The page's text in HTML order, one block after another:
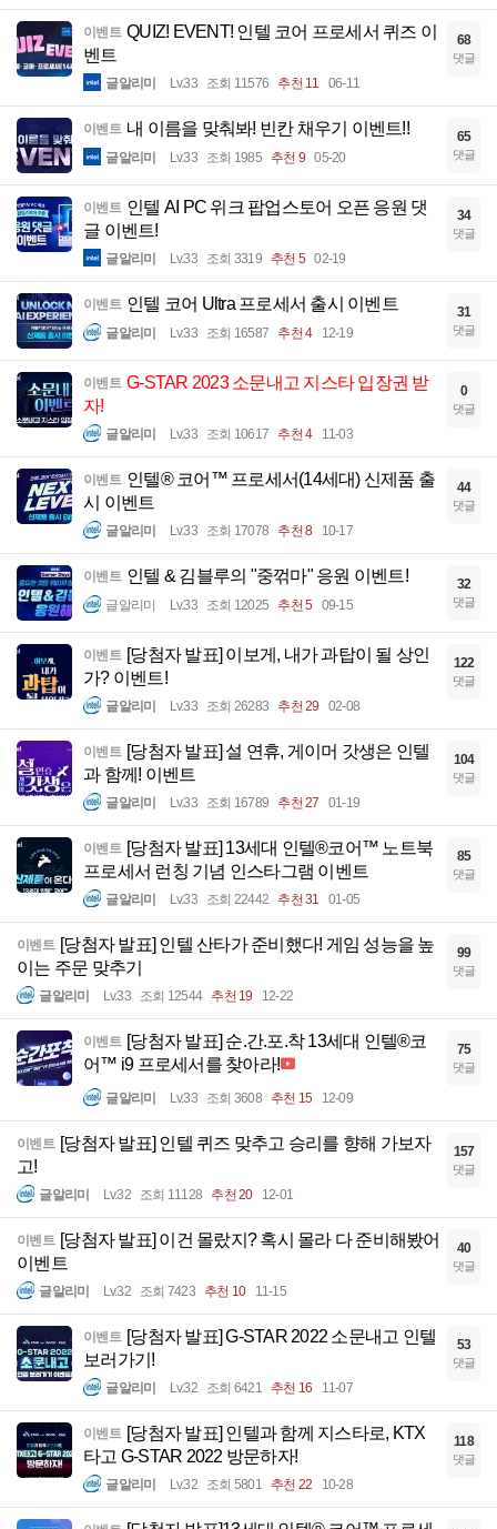
이벤트 QUIZ! EVENT! 인텔 코어 프로세서 퀴즈 이
벤트
글알리미 Lv.33 조회 11576 추천 11 06-11
68
댓글
이벤트 내 이름을 맞춰봐! 빈칸 채우기 이벤트!!
글알리미 Lv.33 조회 1985 추천 9 05-20
65
댓글
이벤트 인텔 AI PC 위크 팝업스토어 오픈 응원 댓
글 이벤트!
글알리미 Lv.33 조회 3319 추천 5 02-19
34
댓글
이벤트 인텔 코어 Ultra 프로세서 출시 이벤트
글알리미 Lv.33 조회 16587 추천 4 12-19
31
댓글
이벤트 G-STAR 2023 소문내고 지스타 입장권 받
자!
글알리미 Lv.33 조회 10617 추천 4 11-03
0
댓글
이벤트 인텔® 코어™ 프로세서(14세대) 신제품 출
시 이벤트
글알리미 Lv.33 조회 17078 추천 8 10-17
44
댓글
이벤트 인텔 & 김블루의 "중꺾마" 응원 이벤트!
글알리미 Lv.33 조회 12025 추천 5 09-15
32
댓글
이벤트 [당첨자 발표] 이보게, 내가 과탑이 될 상인
가? 이벤트!
글알리미 Lv.33 조회 26283 추천 29 02-08
122
댓글
이벤트 [당첨자 발표] 설 연휴, 게이머 갓생은 인텔
과 함께! 이벤트
글알리미 Lv.33 조회 16789 추천 27 01-19
104
댓글
이벤트 [당첨자 발표] 13세대 인텔®코어™ 노트북
프로세서 런칭 기념 인스타그램 이벤트
글알리미 Lv.33 조회 22442 추천 31 01-05
85
댓글
이벤트 [당첨자 발표] 인텔 산타가 준비했다! 게임 성능을 높
이는 주문 맞추기
글알리미 Lv.33 조회 12544 추천 19 12-22
99
댓글
이벤트 [당첨자 발표] 순.간.포.착 13세대 인텔®코
어™ i9 프로세서를 찾아라!
글알리미 Lv.33 조회 3608 추천 15 12-09
75
댓글
이벤트 [당첨자 발표] 인텔 퀴즈 맞추고 승리를 향해 가보자
고!
글알리미 Lv.32 조회 11128 추천 20 12-01
157
댓글
이벤트 [당첨자 발표] 이건 몰랐지? 혹시 몰라 다 준비해봤어
이벤트
글알리미 Lv.32 조회 7423 추천 10 11-15
40
댓글
이벤트 [당첨자 발표] G-STAR 2022 소문내고 인텔
보러가기!
글알리미 Lv.32 조회 6421 추천 16 11-07
53
댓글
이벤트 [당첨자 발표] 인텔과 함께 지스타로, KTX
타고 G-STAR 2022 방문하자!
글알리미 Lv.32 조회 5801 추천 22 10-28
118
댓글